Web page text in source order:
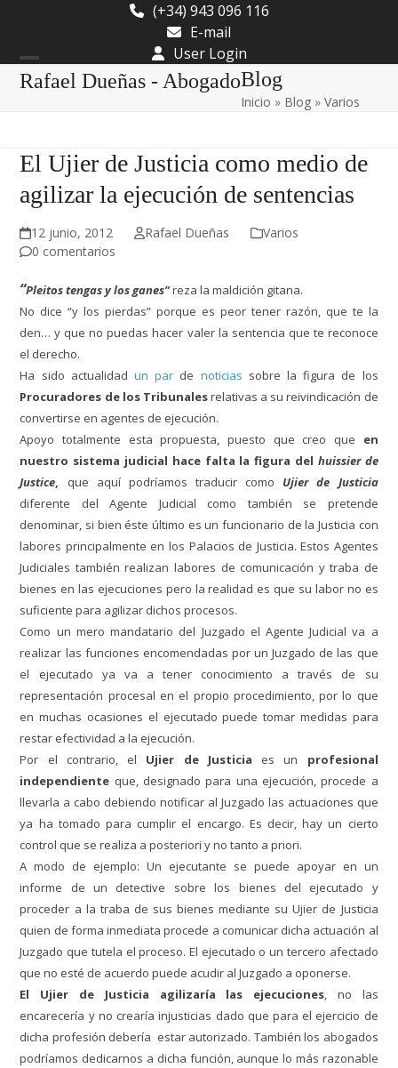
content
(+34) 943 096 116
E-mail
User Login
Rafael Dueñas - Abogado
Open
Close
Blog
Inicio » Blog »Varios
El Ujier de Justicia como medio de
agilizar la ejecución de sentencias
12 junio, 2012 Rafael Dueñas
Varios
0 comentarios
“Pleitos tengas y los ganes”reza la maldición gitana.
No dice “y los pierdas” porque es peor tener razón, que te la
den… y que no puedas hacer valer la sentencia que te reconoce
el derecho.
Ha sido actualidadun par de noticias sobre la figura de los
Procuradores de los Tribunalesrelativas a su reivindicación de
convertirse en agentes de ejecución.
Apoyo totalmente esta propuesta, puesto que creo que en
nuestro sistema judicial hace falta la figura del huissier de
Justice, que aquí podríamos traducir como Ujier de Justicia
diferente del
Agente Judicial como también se pretende
denominar, si bien éste último es un funcionario de la Justicia con
labores principalmente en los Palacios de Justicia. Estos Agentes
Judiciales también realizan labores de comunicación y traba de
bienes en las ejecuciones pero la realidad es que su labor no es
suficiente para agilizar dichos procesos.
Como un mero mandatario del Juzgado el Agente Judicial va a
realizar las funciones encomendadas por un Juzgado de las que
el ejecutado ya va a tener conocimiento a través de su
representación procesal en el propio procedimiento, por lo que
en muchas ocasiones el ejecutado puede tomar medidas para
restar efectividad a la ejecución.
Por el contrario, el Ujier de Justicia es un profesional
independiente que, designado para una ejecución, procede a
llevarla a cabo debiendo notificar al Juzgado las actuaciones que
ya ha tomado para cumplir el encargo. Es decir, hay un cierto
control que se realiza a posteriori y no tanto a priori.
A modo de ejemplo: Un ejecutante se puede apoyar en un
informe de un detective sobre los bienes del ejecutado y
proceder a la traba de sus bienes mediante su Ujier de Justicia
quien de forma inmediata procede a comunicar dicha actuación al
Juzgado que tutela el proceso. El ejecutado o un tercero afectado
que no esté de acuerdo puede acudir al Juzgado a oponerse.
El Ujier de Justicia agilizaría las ejecuciones, no las
encarecería y no crearía injusticias dado que para el ejercicio de
dicha profesión debería estar autorizado. También los abogados
podríamos dedicarnos a dicha función, aunque lo más razonable